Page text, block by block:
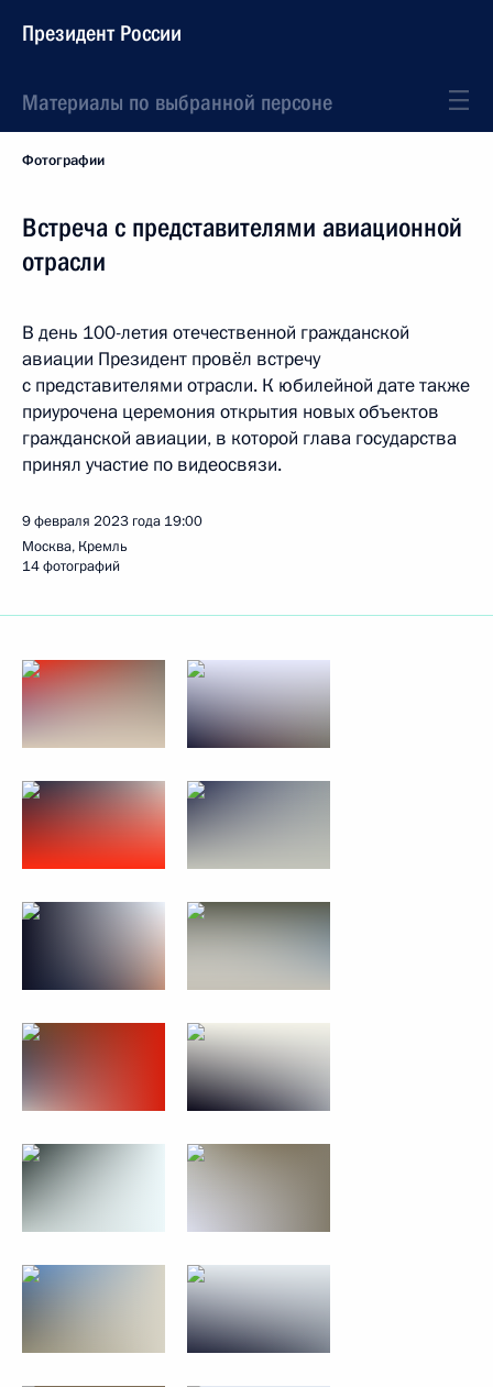
Президент России
Материалы по выбранной персоне
Фотографии
Встреча с представителями авиационной
отрасли
В день 100-летия отечественной гражданской
авиации Президент провёл встречу
с представителями отрасли. К юбилейной дате также
приурочена церемония открытия новых объектов
гражданской авиации, в которой глава государства
принял участие по видеосвязи.
9 февраля 2023 года 19:00
Москва, Кремль
14 фотографий